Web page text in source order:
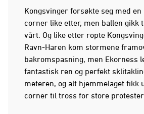
Kongsvinger forsøkte seg med en
corner like etter, men ballen gikk
vårt. Og like etter ropte
Ravn-Haren kom stormene
bakromspasning, men Ekorness
fantastisk ren og perfekt
meteren, og alt hjemmelaget fikk
corner til tross for store protester.